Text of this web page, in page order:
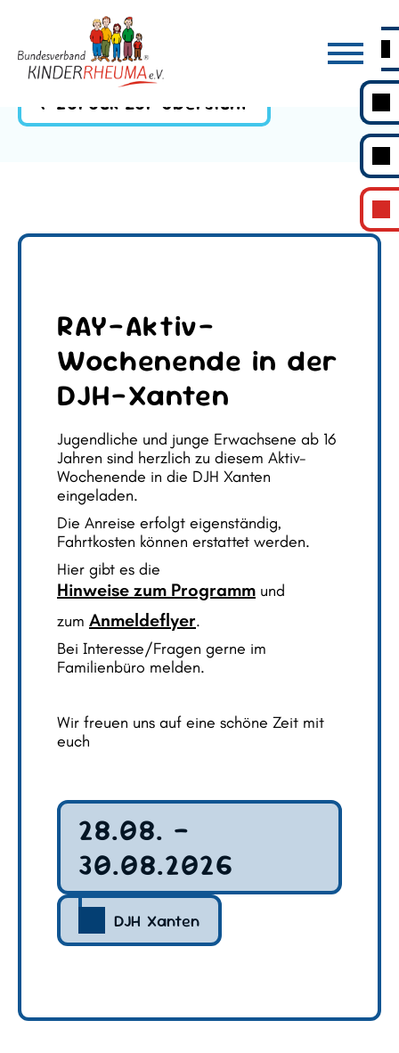
Zurück zur Übersicht
RAY-Aktiv-
Wochenende in der
DJH-Xanten
Jugendliche und junge Erwachsene ab 16
Jahren sind herzlich zu diesem Aktiv-
Wochenende in die DJH Xanten
eingeladen.
Die Anreise erfolgt eigenständig,
Fahrtkosten können erstattet werden.
Hier gibt es die
Hinweise zum Programm und
zum Anmeldeflyer.
Bei Interesse/Fragen gerne im
Familienbüro melden.
Wir freuen uns auf eine schöne Zeit mit
euch
28.08. –
30.08.2026
DJH Xanten